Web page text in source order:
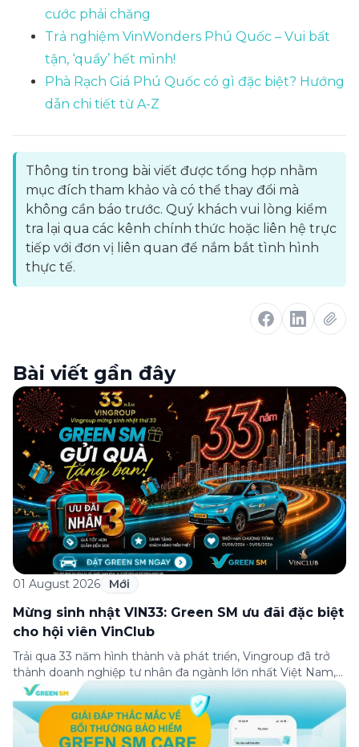
cước phải chăng
Trả nghiệm VinWonders Phú Quốc – Vui bất
tận, ‘quẩy’ hết mình!
Phà Rạch Giá Phú Quốc có gì đặc biệt? Hướng
dẫn chi tiết từ A-Z
Thông tin trong bài viết được tổng hợp nhằm
mục đích tham khảo và có thể thay đổi mà
không cần báo trước. Quý khách vui lòng kiểm
tra lại qua các kênh chính thức hoặc liên hệ trực
tiếp với đơn vị liên quan để nắm bắt tình hình
thực tế.
Bài viết gần đây
01 August 2026 Mới
Mừng sinh nhật VIN33: Green SM ưu đãi đặc biệt
cho hội viên VinClub
Trải qua 33 năm hình thành và phát triển, Vingroup đã trở
thành doanh nghiệp tư nhân đa ngành lớn nhất Việt Nam,
lọt Top 30 doanh nghiệp lớn nhất Đông Nam Á theo bảng
xếp hạng của Tạp chí Fortune (Mỹ). Nhân kỷ niệm 33 năm
thành lập (8/8/1993 đến 8/8/2026), Green SM trân […]